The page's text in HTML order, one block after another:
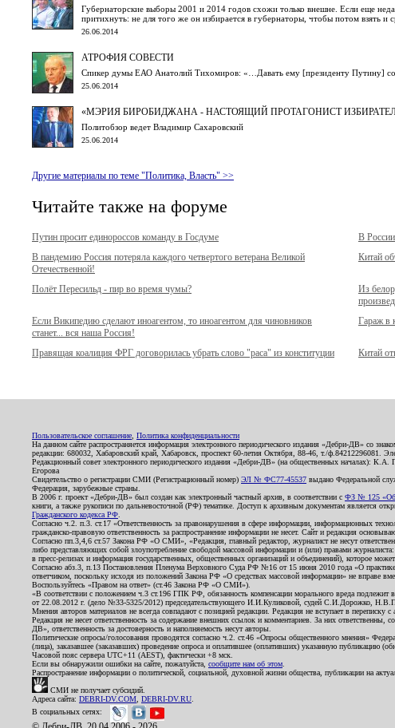
Губернаторские выборы 2001 и 2014 годов схожи только внешне. Если еще
притихнуть: не для того же он избирается в губернаторы, чтобы потом взять и
26.06.2014
АТРОФИЯ СОВЕСТИ
Спикер думы ЕАО Анатолий Тихомиров: «…Давать ему [президенту Путину]
25.06.2014
«МЭРИЯ БИРОБИДЖАНА - НАСТОЯЩИЙ ПРОТАГОНИСТ
Политобзор ведет Владимир Сахаровский
25.06.2014
Другие материалы по теме "Политика, Власть" >>
Читайте также на форуме
Путин просит единороссов команду в Госдуме
В
В пандемию Россия потеряла каждого четвертого ветерана Великой
Отечественной!
Китай
Полёт Пересильд - пир во время чумы?
Из
Если Википедию сделают иноагентом, то иноагентом для чиновников
станет... вся наша Россия!
Гараж в
Правящая коалиция ФРГ договорилась убрать слово "раса" из конституции Китай
Пользовательское соглашение Политика конфиденциальности
На данном сайте распространяется информация электронного периодического издания «Дебри-ДВ»
редакции: 680032, Хабаровский край, Хабаровск, проспект 60-летия Октября, 88-46, т./ф.84212296081.
Редакционный совет электронного периодического издания «Дебри-ДВ» (на общественных
Егорова
Свидетельство о регистрации СМИ (Регистрационный номер) ЭЛ № ФС77-45537 выдано Федеральной
Федерация, зарубежные страны.
В 2006 г. проект «Дебри-ДВ» был создан как электронный частный архив, в соответствии с ФЗ № 125 «Об
книги, а также рукописи по дальневосточной (РФ) тематике. Доступ к архивным документам является
Гражданского кодекса РФ
Согласно ч.2. п.3. ст.17 «Ответственность за правонарушения в сфере информации, информационных
гражданско-правовую ответственность за распространение информации не несет. Сайт и редакция
Согласно пп.3,4,6 ст.57 Закона РФ «О СМИ», «Редакция, главный редактор, журналист не несут
либо представляющих собой злоупотребление свободой массовой информации и (или) правами
в пресс-релизах и информация государственных, общественных организаций и объединений), которое
Согласно абз.3, п.13 Постановления Пленума Верховного Суда РФ №16 от 15 июня 2010 года «О
ответчиком, поскольку исходя из положений Закона РФ «О средствах массовой информации» не вправе
Воспользуйтесь «Правом на ответ» (ст.46 Закона РФ «О СМИ»).
«В соответствии с положением ч.3 ст.196 ГПК РФ, обязанность компенсации морального вреда
от 22.08.2012 г. (дело №33-5325/2012) председательствующего И.И.Куликовой, судей С.И.Дорожко,
Мнения авторов материалов не всегда совпадают с позицией редакции. Редакция не вступает в переписку с
Редакция не несет ответственность за содержание внешних ссылок и комментариев. За них
ДВ», ответственность за достоверность и наполняемость несут авторы.
Политические опросы/голосования проводятся согласно ч.2. ст.46 «Опросы общественного мнения»
(лица), заказавшее (заказавших) проведение опроса и оплатившее (оплативших) указанную публикацию
Часовой пояс сервера UTC+11 (AEST), фактически +8 мск.
Если вы обнаружили ошибки на сайте, пожалуйста, сообщите нам об этом
Распространение информации о политической, социальной, духовной жизни общества, публикации на
СМИ не получает субсидий.
Адреса сайта: DEBRI-DV.COM DEBRI-DV.RU
В социальных сетях: